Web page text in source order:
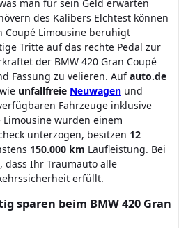
man für sein Geld erwarten
des Kalibers Elchtest können
Coupé Limousine beruhigt
Tritte auf das rechte Pedal zur
der BMW 420 Gran Coupé
Fassung zu velieren. Aufauto.de
unfallfreie Neuwagen und
Fahrzeuge inklusive
Limousine wurden einem
unterzogen, besitzen 12
150.000 km Laufleistung. Bei
dass Ihr Traumauto alle
erfüllt.
sparen beim BMW 420 Gran